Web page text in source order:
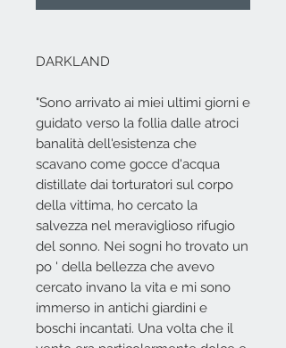
DARKLAND
"Sono arrivato ai miei ultimi giorni e
guidato verso la follia dalle atroci
banalità dell'esistenza che
scavano come gocce d'acqua
distillate dai torturatori sul corpo
della vittima, ho cercato la
salvezza nel meraviglioso rifugio
del sonno. Nei sogni ho trovato un
po ' della bellezza che avevo
cercato invano la vita e mi sono
immerso in antichi giardini e
boschi incantati. Una volta che il